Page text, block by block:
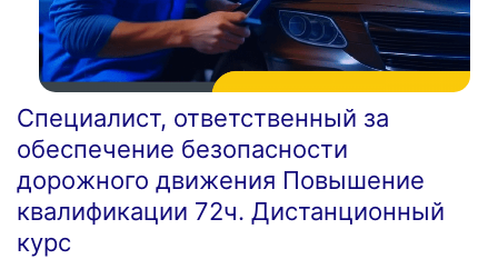
Специалист, ответственный за
обеспечение безопасности
дорожного движения Повышение
квалификации 72ч. Дистанционный
курс